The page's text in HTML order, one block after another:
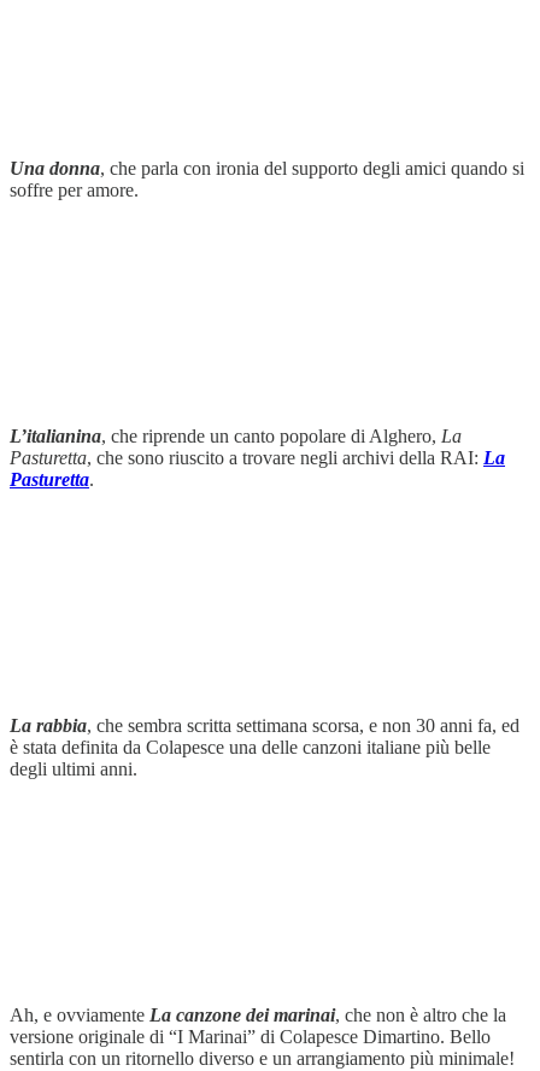
Una donna, che parla con ironia del supporto degli amici quando si
soffre per amore.
L’italianina, che riprende un canto popolare di Alghero, La
Pasturetta, che sono riuscito a trovare negli archivi della RAI: La
Pasturetta.
La rabbia, che sembra scritta settimana scorsa, e non 30 anni fa, ed
è stata definita da Colapesce una delle canzoni italiane più belle
degli ultimi anni.
Ah, e ovviamente La canzone dei marinai, che non è altro che la
versione originale di “I Marinai” di Colapesce Dimartino. Bello
sentirla con un ritornello diverso e un arrangiamento più minimale!